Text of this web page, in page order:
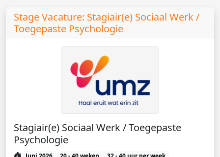
Stage Vacature: Stagiair(e) Sociaal Werk /
Toegepaste Psychologie
Stagiair(e) Sociaal Werk / Toegepaste
Psychologie